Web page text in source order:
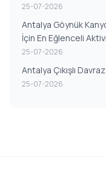
25-07-2026
Antalya Göynük
İçin En Eğlenceli
25-07-2026
Antalya Çıkışlı
25-07-2026